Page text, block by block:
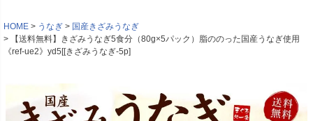
HOME うなぎ
国産きざみうなぎ
【送料無料】きざみうなぎ5食分（80g×5パック）脂ののった国産うなぎ使用
《ref-ue2》yd5[[きざみうなぎ-5p]